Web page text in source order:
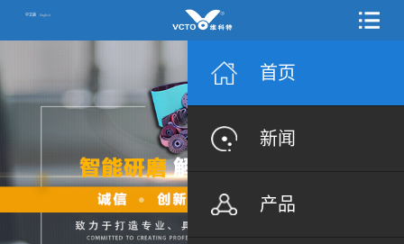
中文版 English
首页
新闻
产品